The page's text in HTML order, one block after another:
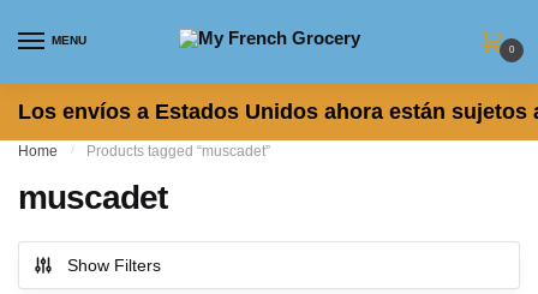
MENU
0
Los envíos a Estados Unidos ahora están
Home / Products tagged “muscadet”
muscadet
Show Filters